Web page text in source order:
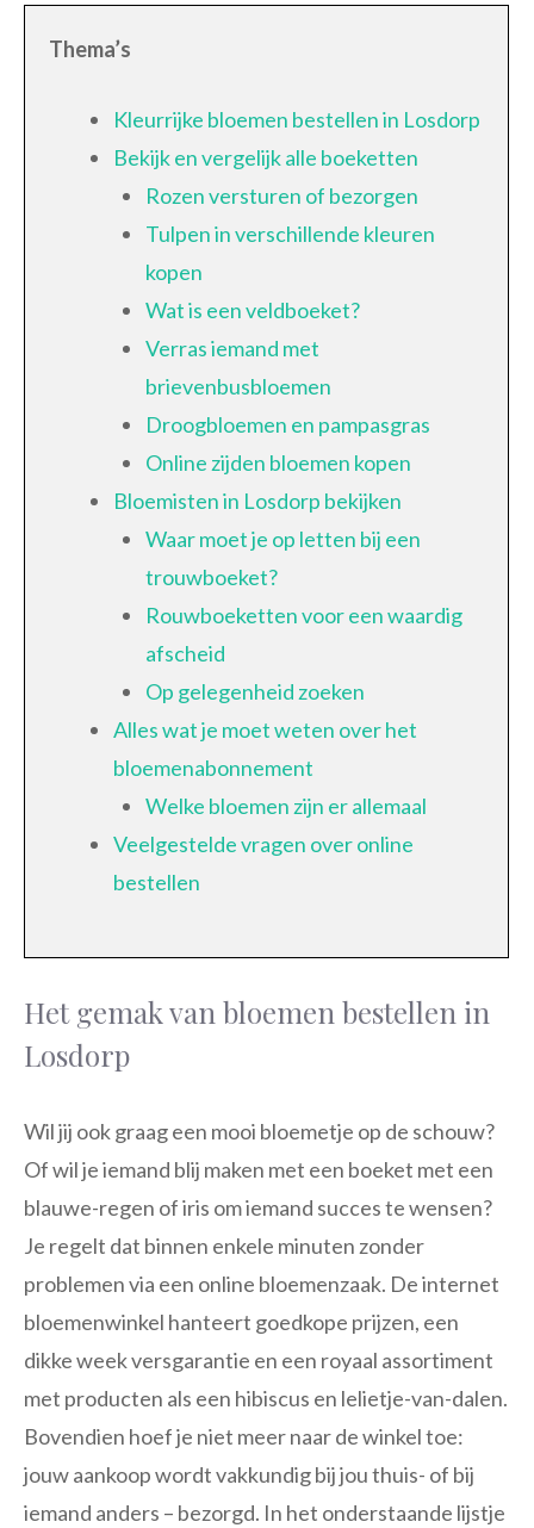
Thema’s
Kleurrijke bloemen bestellen in Losdorp
Bekijk en vergelijk alle boeketten
Rozen versturen of bezorgen
Tulpen in verschillende kleuren
kopen
Wat is een veldboeket?
Verras iemand met
brievenbusbloemen
Droogbloemen en pampasgras
Online zijden bloemen kopen
Bloemisten in Losdorp bekijken
Waar moet je op letten bij een
trouwboeket?
Rouwboeketten voor een waardig
afscheid
Op gelegenheid zoeken
Alles wat je moet weten over het
bloemenabonnement
Welke bloemen zijn er allemaal
Veelgestelde vragen over online
bestellen
Het gemak van bloemen bestellen in
Losdorp
Wil jij ook graag een mooi bloemetje op de schouw?
Of wil je iemand blij maken met een boeket met een
blauwe-regen of iris om iemand succes te wensen?
Je regelt dat binnen enkele minuten zonder
problemen via een online bloemenzaak. De internet
bloemenwinkel hanteert goedkope prijzen, een
dikke week versgarantie en een royaal assortiment
met producten als een hibiscus en lelietje-van-dalen.
Bovendien hoef je niet meer naar de winkel toe:
jouw aankoop wordt vakkundig bij jou thuis- of bij
iemand anders – bezorgd. In het onderstaande lijstje